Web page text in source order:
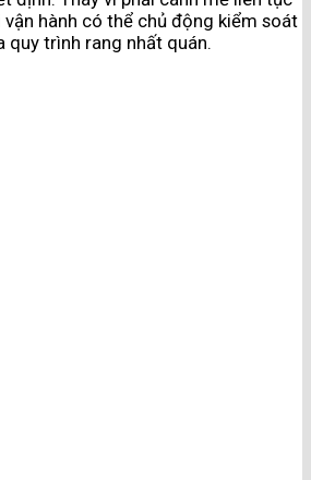
hành có thể chủ động kiểm soát
trình rang nhất quán.